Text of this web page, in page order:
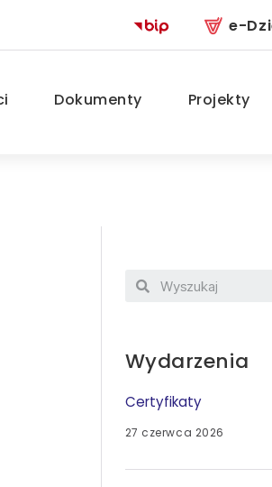
e-
Dokumenty Projekty
Wydarzenia
Certyfikaty
27 czerwca 2026